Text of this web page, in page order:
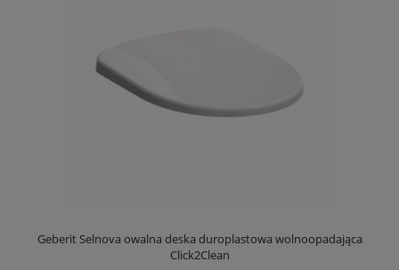
Geberit Selnova owalna deska duroplastowa wolnoopadająca
Click2Clean